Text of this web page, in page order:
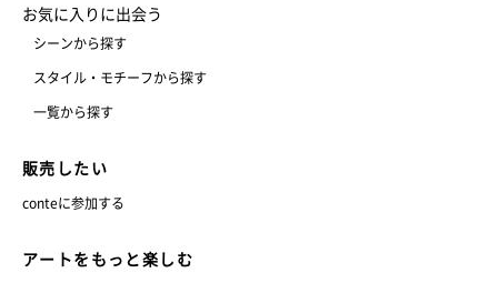
お気に入りに出会う
シーンから探す
スタイル・モチーフから探す
一覧から探す
販売したい
conteに参加する
アートをもっと楽しむ